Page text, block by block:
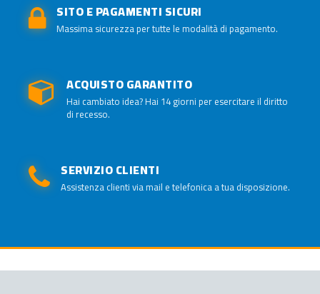
SITO E PAGAMENTI SICURI
Massima sicurezza per tutte le modalità di pagamento.
ACQUISTO GARANTITO
Hai cambiato idea? Hai 14 giorni per esercitare il diritto
di recesso.
SERVIZIO CLIENTI
Assistenza clienti via mail e telefonica a tua disposizione.